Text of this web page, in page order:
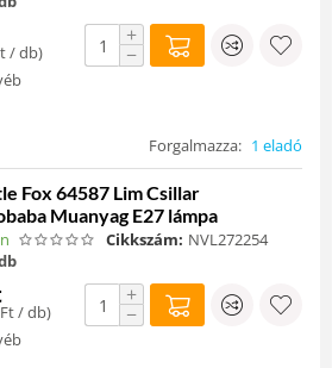
/ db)
+
−
Forgalmazza: 1 eladó
Fox 64587 Lim Csillar
Muanyag E27 lámpa
Cikkszám: NVL272254
Ft/ db)
+
−